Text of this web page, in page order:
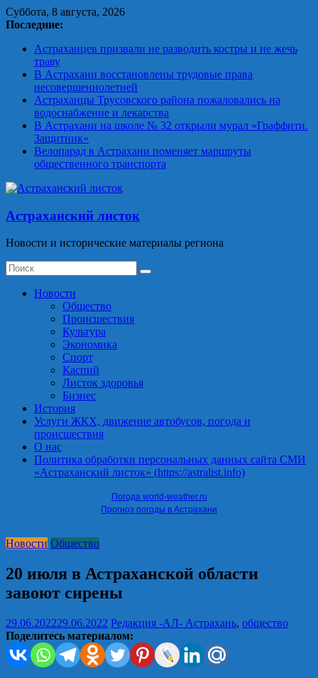
Skip
to
Суббота, 8 августа, 2026
Последние:
Астраханцев призвали не разводить костры и не жечь
траву
В Астрахани восстановлены трудовые права
несовершеннолетней
Астраханцы Трусовского района пожаловались на
водоснабжение и лекарства
В Астрахани на школе № 32 открыли мурал «Граффити.
Защитник»
Велопарад в Астрахани поменяет маршруты
общественного транспорта
Астраханский листок
Новости и исторические материалы региона
Новости
Общество
Происшествия
Культура
Экономика
Спорт
Каспий
Листок здоровья
Бизнес
История
Услуги ЖКХ, движение автобусов, погода и
происшествия
О нас
Политика обработки персональных данных сайта СМИ
«Астраханский листок» (https://astralist.info)
Погода world-weather.ru
Прогноз погоды в Астрахани
Новости Общество
20 июля в Астраханской области
завоют сирены
29.06.202229.06.2022 Редакция -АЛ- Астрахань, общество
Поделитесь материалом: